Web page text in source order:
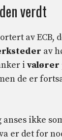
verdt
av ECB,
av
i valører
de er
anses ikke
er det for